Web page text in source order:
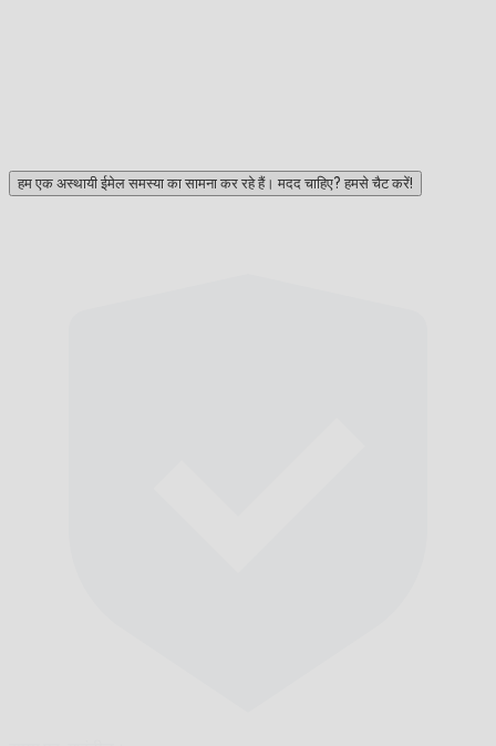
हम एक अस्थायी ईमेल समस्या का सामना कर रहे हैं। मदद चाहिए? हमसे चैट करें!